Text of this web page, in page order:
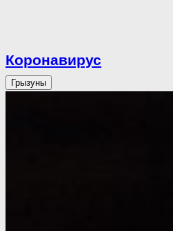
Коронавирус
Грызуны